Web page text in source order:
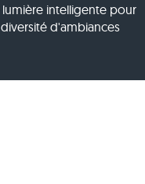
lumière intelligente pour
d'ambiances